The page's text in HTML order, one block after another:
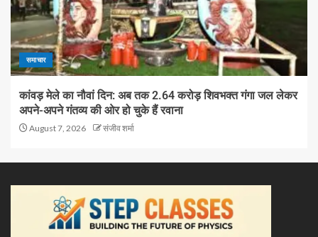
समाचार
कांवड़ मेले का नौवां दिन: अब तक 2.64 करोड़ शिवभक्त गंगा जल लेकर
अपने-अपने गंतव्य की ओर हो चुके हैं रवाना
August 7, 2026 संजीव शर्मा